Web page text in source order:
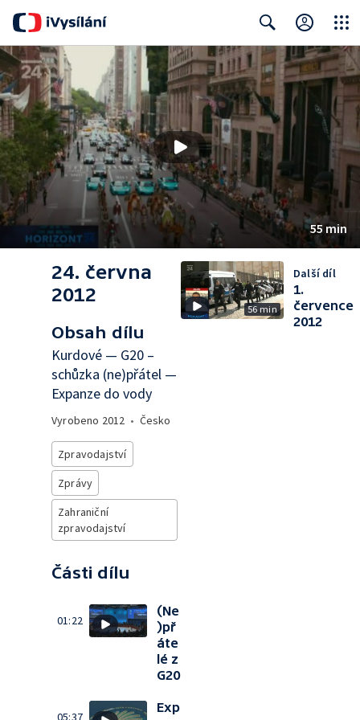
Search Close
55 min
24. června
2012
Obsah dílu
Kurdové — G20 –
schůzka (ne)přátel —
Expanze do vody
Vyrobeno 2012 • Česko
Zpravodajství
Zprávy
Zahraniční
zpravodajství
Části dílu
01:22
(Ne
)př
áte
lé z
G20
05:37
Exp
56 min
Další díl
1.
července
2012